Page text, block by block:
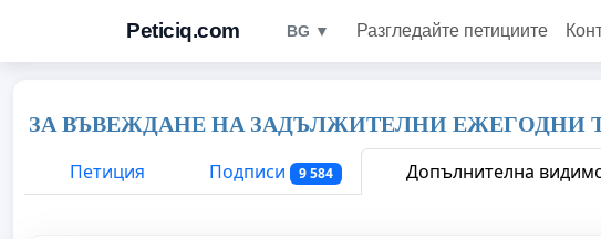
Peticiq.com BG ▼ Разгледайте петициите
ЗА ВЪВЕЖДАНЕ НА ЗАДЪЛЖИТЕЛНИ ЕЖЕГОДНИ
Петиция
Подписи 9 584 Допълнителна